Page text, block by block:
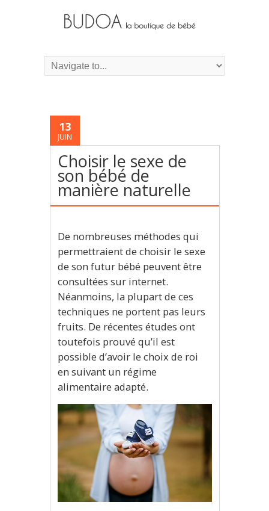
13
JUIN
Choisir le sexe de
son bébé de
manière naturelle
De nombreuses méthodes qui
permettraient de choisir le sexe
de son futur bébé peuvent être
consultées sur internet.
Néanmoins, la plupart de ces
techniques ne portent pas leurs
fruits. De récentes études ont
toutefois prouvé qu’il est
possible d’avoir le choix de roi
en suivant un régime
alimentaire adapté.